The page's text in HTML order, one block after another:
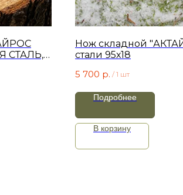
СТАЛЬ,
Нож складной
стали 95х18
5 700 р. / 1 шт
Подробнее
В корзину